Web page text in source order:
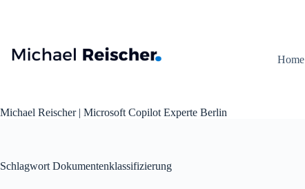
Michael Reischer | Microsoft Copilot Experte Berlin
Home
Schlagwort Dokumentenklassifizierung